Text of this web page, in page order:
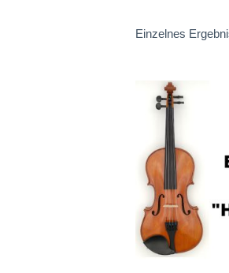
Einzelnes